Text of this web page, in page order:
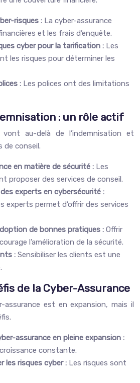
risques : La cyber-assurance
et les frais d’enquête.
cyber pour la tarification : Les
les risques pour déterminer les
: Les polices ont des limitations
: un rôle actif
vont au-delà de l’indemnisation et
de conseil.
en matière de sécurité : Les
proposer des services de conseil.
experts en cybersécurité :
experts permet d’offrir des services
de bonnes pratiques : Offrir
l’amélioration de la sécurité.
: Sensibiliser les clients est une
de la Cyber-Assurance
assurance est en expansion, mais il
assurance en pleine expansion :
constante.
les risques cyber : Les risques sont